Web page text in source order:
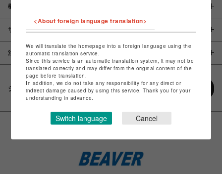
概要
サイズ
注意事項
シェアする
<About foreign language translation>
We will translate the homepage into a foreign language using the
automatic translation service.
Since this service is an automatic translation system, it may not be
translated correctly and may differ from the original content of the
page before translation.
In addition, we do not take any responsibility for any direct or
indirect damage caused by using this service. Thank you for your
understanding in advance.
Switch language Cancel